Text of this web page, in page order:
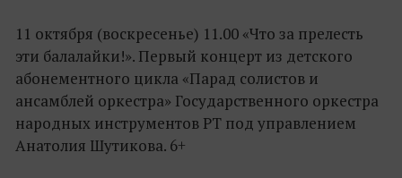
11 октября (воскресенье) 11.00 «Что за прелесть
эти балалайки!». Первый концерт из детского
абонементного цикла «Парад солистов и
ансамблей оркестра» Государственного оркестра
народных инструментов РТ под управлением
Анатолия Шутикова. 6+